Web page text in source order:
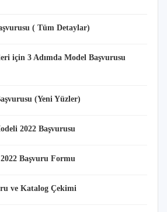
( Tüm Detaylar)
için 3 Adımda Model Başvurusu
(Yeni Yüzler)
2022 Başvurusu
Başvuru Formu
ve Katalog Çekimi